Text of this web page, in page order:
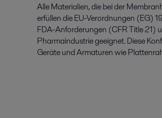
Alle Materialien, die bei der
erfüllen die EU-Verordnungen
FDA-Anforderungen (CFR Title 21)
Pharmaindustrie geeignet. Diese
Geräte und Armaturen wie